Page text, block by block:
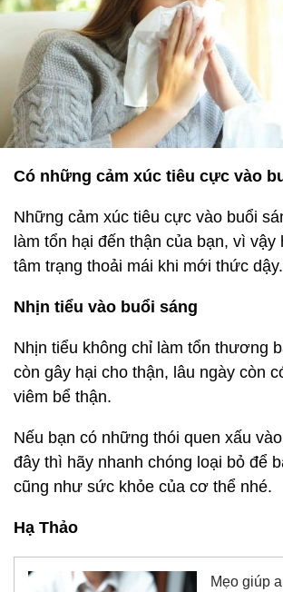
Có những cảm xúc tiêu cực vào
Những cảm xúc tiêu cực vào buổi
làm tổn hại đến thận của bạn, vì vậy
tâm trạng thoải mái khi mới thức dậy.
Nhịn tiểu vào buổi sáng
Nhịn tiểu không chỉ làm tổn thương
còn gây hại cho thận, lâu ngày còn
viêm bể thận.
Nếu bạn có những thói quen xấu
đây thì hãy nhanh chóng loại bỏ để
cũng như sức khỏe của cơ thể nhé.
Hạ Thảo
Mẹo giúp